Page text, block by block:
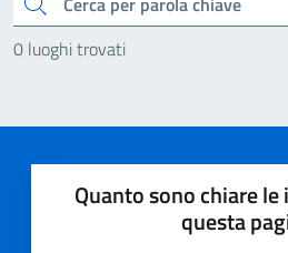
0 luoghi trovati
Quanto sono chiare
questa